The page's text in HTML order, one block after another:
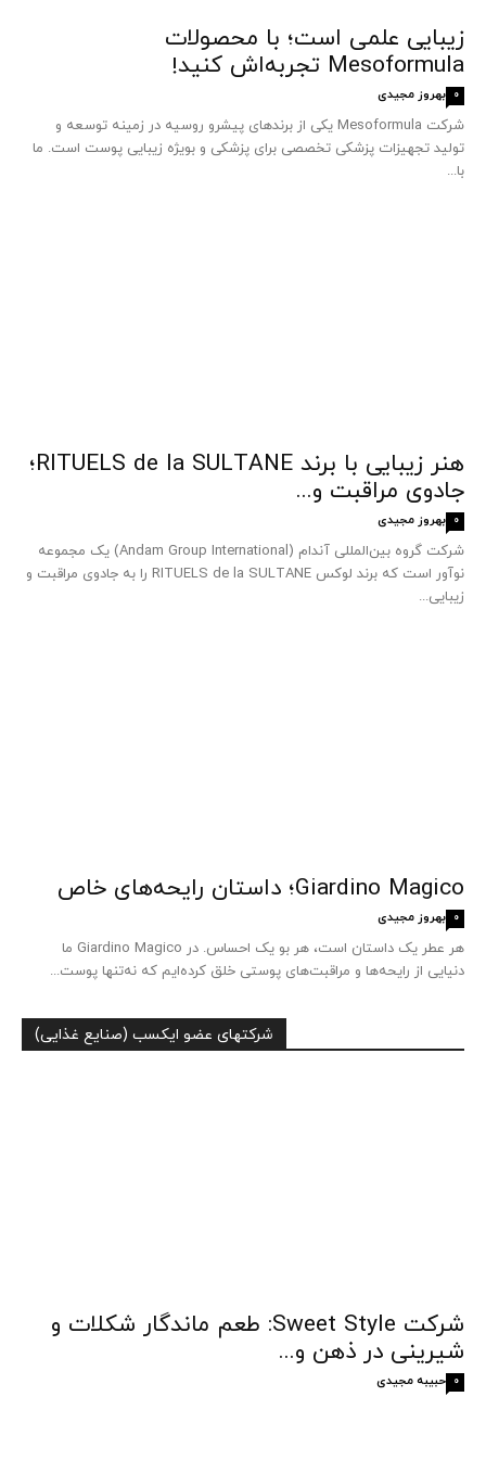
زیبایی علمی است؛ با محصولات
Mesoformula تجربه‌اش کنید!
بهروز مجیدی 0
شرکت Mesoformula یکی از برندهای پیشرو روسیه در زمینه توسعه و
تولید تجهیزات پزشکی تخصصی برای پزشکی و بویژه زیبایی پوست است. ما
با...
هنر زیبایی با برند RITUELS de la SULTANE؛
جادوی مراقبت و...
بهروز مجیدی 0
شرکت گروه بین‌المللی آندام (Andam Group International) یک مجموعه
نوآور است که برند لوکس RITUELS de la SULTANE را به جادوی مراقبت و
زیبایی...
Giardino Magico؛ داستان رایحه‌های خاص
بهروز مجیدی 0
هر عطر یک داستان است، هر بو یک احساس. در Giardino Magico ما
دنیایی از رایحه‌ها و مراقبت‌های پوستی خلق کرده‌ایم که نه‌تنها پوست...
شرکتهای عضو ایکسب (صنایع غذایی)
شرکت Sweet Style: طعم ماندگار شکلات و
شیرینی در ذهن و...
حبیبه مجیدی 0